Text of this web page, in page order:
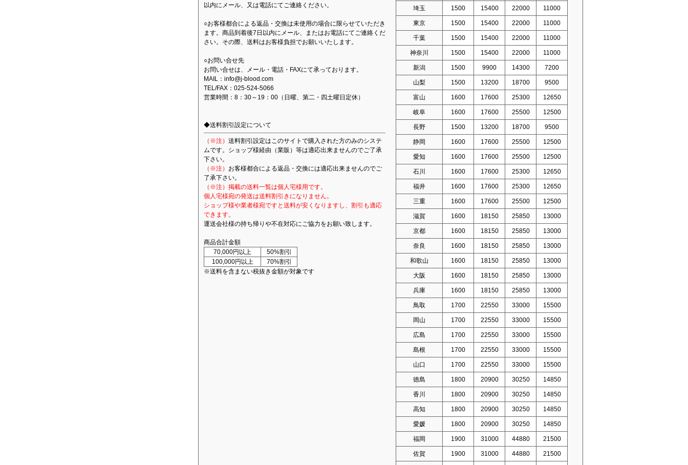
以内にメール、又は電話にてご連絡ください。
○お客様都合による返品・交換は未使用の場合に限らせていただき
ます。商品到着後7日以内にメール、またはお電話にてご連絡くだ
さい。その際、送料はお客様負担でお願いいたします。
○お問い合せ先
お問い合せは、メール・電話・FAXにて承っております。
MAIL：info@j-blood.com
TEL/FAX：025-524-5066
営業時間：8：30～19：00（日曜、第二・四土曜日定休）
◆送料割引設定について
（※注） 送料割引設定はこのサイトで購入された方のみのシステ
ムです。ショップ様経由（業販）等は適応出来ませんのでご了承
下さい。
（※注） お客様都合による返品・交換には適応出来ませんのでご
了承下さい。
（※注）掲載の送料一覧は個人宅様用です。
個人宅様宛の発送は送料割引きになりません。
ショップ様や業者様宛ですと送料が安くなりますし、割引も適応
できます。
運送会社様の持ち帰りや不在対応にご協力をお願い致します。
商品合計金額
70,000円以上
50%割引
100,000円以上
70%割引
※送料を含まない税抜き金額が対象です
埼玉 1500 15400 22000 11000
東京 1500 15400 22000 11000
千葉 1500 15400 22000 11000
神奈川 1500 15400 22000 11000
新潟 1500 9900 14300 7200
山梨 1500 13200 18700 9500
富山 1600 17600 25300 12650
岐阜 1600 17600 25500 12500
長野 1500 13200 18700 9500
静岡 1600 17600 25500 12500
愛知 1600 17600 25500 12500
石川 1600 17600 25300 12650
福井 1600 17600 25300 12650
三重 1600 17600 25500 12500
滋賀 1600 18150 25850 13000
京都 1600 18150 25850 13000
奈良 1600 18150 25850 13000
和歌山 1600 18150 25850 13000
大阪 1600 18150 25850 13000
兵庫 1600 18150 25850 13000
鳥取 1700 22550 33000 15500
岡山 1700 22550 33000 15500
広島 1700 22550 33000 15500
島根 1700 22550 33000 15500
山口 1700 22550 33000 15500
徳島 1800 20900 30250 14850
香川 1800 20900 30250 14850
高知 1800 20900 30250 14850
愛媛 1800 20900 30250 14850
福岡 1900 31000 44880 21500
佐賀 1900 31000 44880 21500